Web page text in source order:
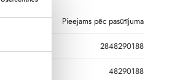
Pieejams pēc pasūtījuma
2848290188
48290188